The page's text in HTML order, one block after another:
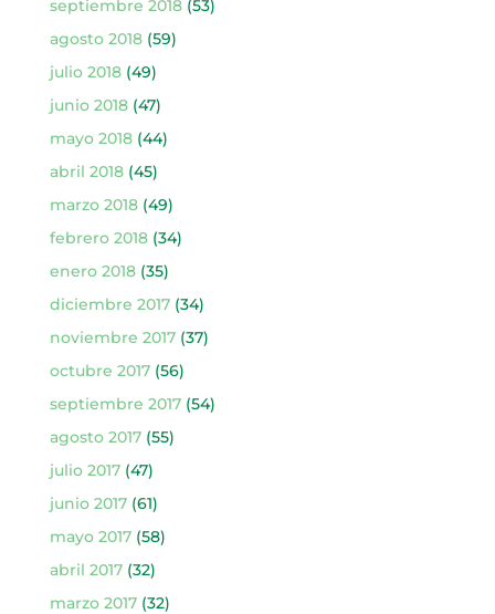
septiembre 2018(53)
agosto 2018(59)
julio 2018(49)
junio 2018(47)
mayo 2018(44)
abril 2018(45)
marzo 2018(49)
febrero 2018(34)
enero 2018(35)
diciembre 2017(34)
noviembre 2017(37)
octubre 2017(56)
septiembre 2017(54)
agosto 2017(55)
julio 2017(47)
junio 2017(61)
mayo 2017(58)
abril 2017(32)
marzo 2017(32)